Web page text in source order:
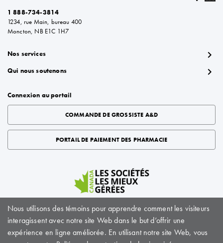
Nous utilisons des témoins pour apprendre comment les visiteurs
interagissent avec notre site Web dans le but d’offrir une
expérience en ligne améliorée. En utilisant notre site Web, vous
1 888-734-3814
1234, rue Main, bureau 400
Moncton, NB E1C 1H7
Nos services chevron_right
Qui nous soutenons chevron_right
Connexion au portail
COMMANDE DE GROSSISTE A&D
PORTAIL DE PAIEMENT DES PHARMACIE
À propos du Bioscript Solutions
privée|Conditions d'utilisation